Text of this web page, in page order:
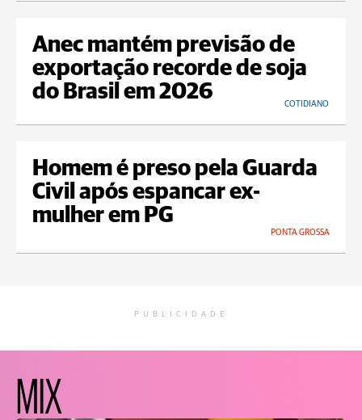
Anec mantém previsão de
exportação recorde de soja
do Brasil em 2026
COTIDIANO
Homem é preso pela Guarda
Civil após espancar ex-
mulher em PG
PONTA GROSSA
PUBLICIDADE
MIX